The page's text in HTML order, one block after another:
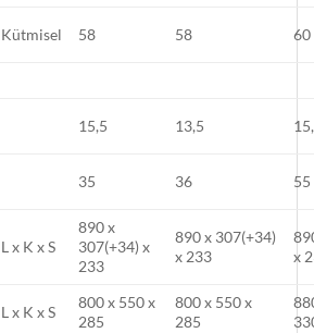
Kütmisel 58 58 60
15,5 13,5
35 36 55
L x K x S
890 x
307(+34) x
233
890 x 307(+34)
x 233
x
L x K x S
800 x 550 x
285
800 x 550 x
285